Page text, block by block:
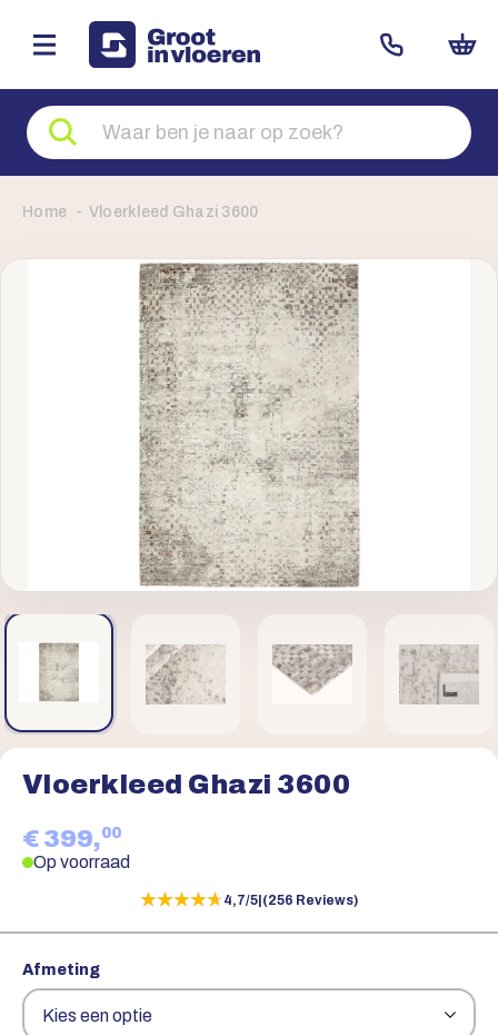
Zoeken
naar
producten
Home Vloerkleed Ghazi 3600
Vloerkleed Ghazi 3600
€ 399,00
Op voorraad
★★★★★
★★★★★4,7/5 (256 Reviews)
Afmeting